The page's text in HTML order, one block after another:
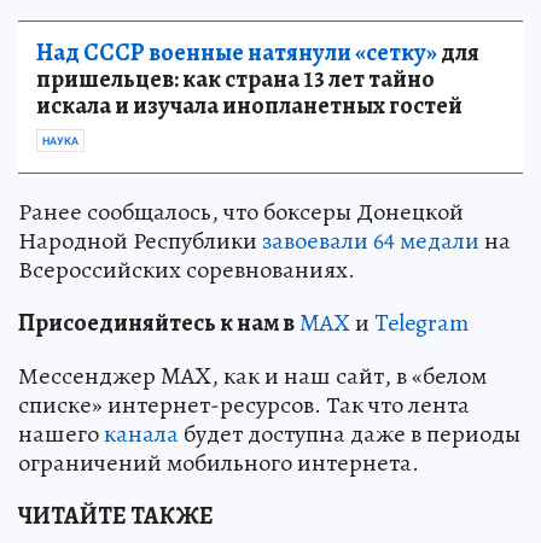
Над СССР военные натянули «сетку»для
пришельцев: как страна 13 лет тайно
искала и изучала инопланетных гостей
НАУКА
Ранее сообщалось, что боксеры Донецкой
Народной Республики завоевали 64 медалина
Всероссийских соревнованиях.
Присоединяйтесь к нам вMAXиTelegram
Мессенджер MAX, как и наш сайт, в «белом
списке» интернет-ресурсов. Так что лента
нашегоканалабудет доступна даже в периоды
ограничений мобильного интернета.
ЧИТАЙТЕ ТАКЖЕ